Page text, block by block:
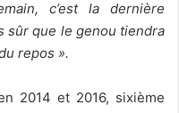
c’est la dernière
sûr que le genou tiendra
repos ».
2014 et 2016, sixième